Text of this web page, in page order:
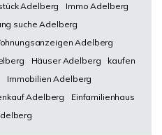
Adelberg
Immo Adelberg
suche Adelberg
Adelberg
Häuser Adelberg
kaufen
Immobilien Adelberg
Adelberg
Einfamilienhaus